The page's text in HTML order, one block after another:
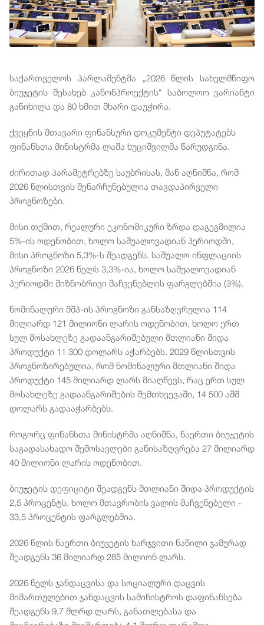
საქართველოს პარლამენტმა „2026 წლის სახელმწიფო
ბიუჯეტის შესახებ კანონპროექტის“ საბოლოო ვარიანტი
განიხილა და 80 ხმით მხარი დაუჭირა.
ქვეყნის მთავარი ფინანსური დოკუმენტი დეპუტატებს
ფინანსთა მინისტრმა ლაშა ხუციშვილმა წარუდგინა.
ძირითად პარამეტრებზე საუბრისას, მან აღნიშნა, რომ
2026 წლისთვის შენარჩუნებულია თავდაპირველი
პროგნოზები.
მისი თქმით, რეალური ეკონომიკური ზრდა დაგეგმილია
5%-ის ოდენობით, ხოლო საშუალოვადიან პერიოდში,
მისი პროგნოზი 5,3%-ს შეადგენს. საშუალო ინფლაციის
პროგნოზი 2026 წელს 3,3%-ია, ხოლო საშუალოვადიან
პერიოდში მიზნობრივი მაჩვენებლის ფარგლებშია (3%).
ნომინალური მშპ-ის პროგნოზი განსაზღვრულია 114
მილიარდ 121 მილიონი ლარის ოდენობით, ხოლო ერთ
სულ მოსახლეზე გადაანგარიშებული მთლიანი შიდა
პროდუქტი 11 300 დოლარს აჭარბებს. 2029 წლისთვის
პროგნოზირებულია, რომ ნომინალური მთლიანი შიდა
პროდუქტი 145 მილიარდ ლარს მიაღწევს, რაც ერთ სულ
მოსახლეზე გადაანგარიშების შემთხვევაში, 14 500 აშშ
დოლარს გადააჭარბებს.
როგორც ფინანსთა მინისტრმა აღნიშნა, ნაერთი ბიუჯეტის
საგადასახადო შემოსავლები განისაზღვრება 27 მილიარდ
40 მილიონი ლარის ოდენობით.
ბიუჯეტის დეფიციტი შეადგენს მთლიანი შიდა პროდუქტის
2,5 პროცენტს, ხოლო მთავრობის ვალის მაჩვენებელი -
33,5 პროცენტის ფარგლებშია.
2026 წლის ნაერთი ბიუჯეტის ხარჯვითი ნაწილი ჯამურად
შეადგენს 36 მილიარდ 285 მილიონ ლარს.
2026 წელს ჯანდაცვისა და სოციალური დაცვის
მიმართულებით ჯანდაცვის სამინისტროს დაფინანსება
შეადგენს 9,7 მლრდ ლარს, განათლებასა და